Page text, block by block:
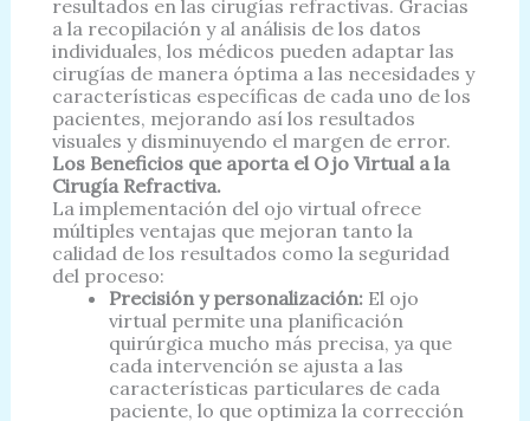
resultados en las cirugías refractivas. Gracias
a la recopilación y al análisis de los datos
individuales, los médicos pueden adaptar las
cirugías de manera óptima a las necesidades y
características específicas de cada uno de los
pacientes, mejorando así los resultados
visuales y disminuyendo el margen de error.
Los Beneficios que aporta el Ojo Virtual a la
Cirugía Refractiva.
La implementación del ojo virtual ofrece
múltiples ventajas que mejoran tanto la
calidad de los resultados como la seguridad
del proceso:
Precisión y personalización:El ojo
virtual permite una planificación
quirúrgica mucho más precisa, ya que
cada intervención se ajusta a las
características particulares de cada
paciente, lo que optimiza la corrección